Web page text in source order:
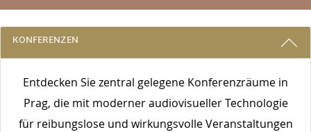
3 GRÜNDE, BEI UNS ZU BLEIBEN
KONFERENZEN
Entdecken Sie zentral gelegene Konferenzräume in
Prag, die mit moderner audiovisueller Technologie
für reibungslose und wirkungsvolle Veranstaltungen